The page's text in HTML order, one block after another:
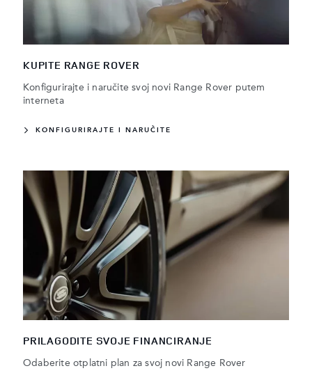
KUPITE RANGE ROVER
Konfigurirajte i naručite svoj novi Range Rover putem
interneta
KONFIGURIRAJTE I NARUČITE
PRILAGODITE SVOJE FINANCIRANJE
Odaberite otplatni plan za svoj novi Range Rover